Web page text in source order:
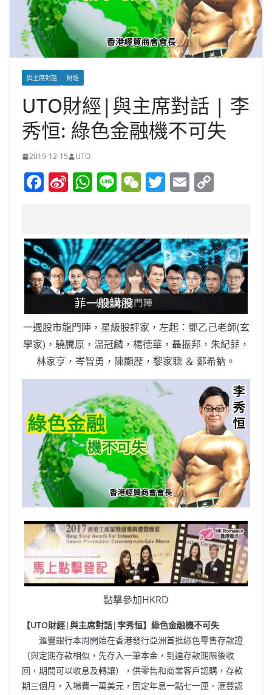
與主席對話 財經
UTO財經|與主席對話 | 李
秀恒: 綠色金融機不可失
2019-12-15 UTO
F
e
b
o
o
k
Si
W
ei
b
o
W
s
A
p
p
Li W
h
at
T
er
E
l y
Li
n
k
一週股市龍門陣，星級股評家，左起：鄧乙己老師(玄
學家)，驍騰原，温冠麟，楊德華，聶振邦，朱紀菲，
林家亨，岑智勇，陳顯歴，黎家聰 ＆ 鄭希鈉。
點擊參加HKRD
【UTO財經|與主席對話|李秀恒】綠色金融機不可失
滙豐銀行本周開始在香港發行亞洲首批綠色零售存款證
（與定期存款相似，先存入一筆本金，到達存款期限後收
回，期間可以收息及轉讓），供零售和商業客戶認購，存款
期三個月，入場費一萬美元，固定年息一點七一厘。滙豐認